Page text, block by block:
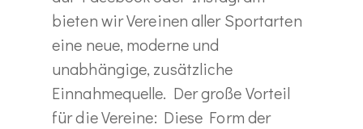
bieten wir Vereinen aller Sportarten
eine neue, moderne und
unabhängige, zusätzliche
Einnahmequelle. Der große Vorteil
für die Vereine: Diese Form der